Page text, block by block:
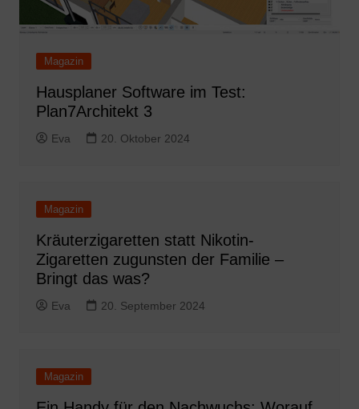
Magazin
Hausplaner Software im Test:
Plan7Architekt 3
Eva 20. Oktober 2024
Magazin
Kräuterzigaretten statt Nikotin-
Zigaretten zugunsten der Familie –
Bringt das was?
Eva 20. September 2024
Magazin